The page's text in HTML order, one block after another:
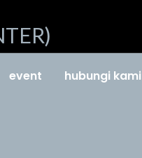
event hubungi kami